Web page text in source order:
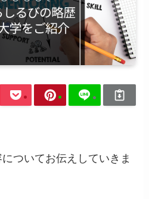
ついてお伝えしていきま